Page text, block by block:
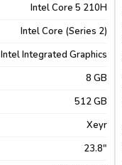
Intel Core 5 210H
Intel Core (Series 2)
Intel Integrated Graphics
8 GB
512 GB
Xeyr
23.8"